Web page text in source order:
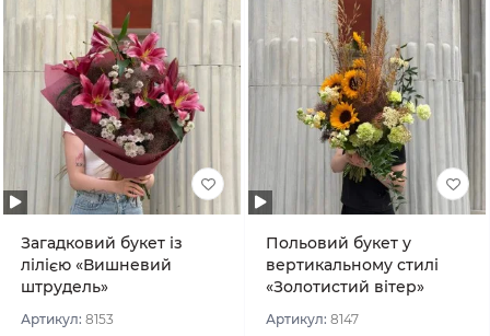
Загадковий букет із
лілією «Вишневий
штрудель»
Артикул: 8153
Польовий букет у
вертикальному стилі
«Золотистий вітер»
Артикул: 8147